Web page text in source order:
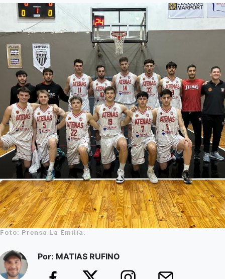
Foto: Prensa La Emilia.
Por: MATIAS RUFINO